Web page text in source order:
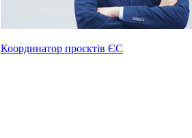
Координатор проєктів ЄС